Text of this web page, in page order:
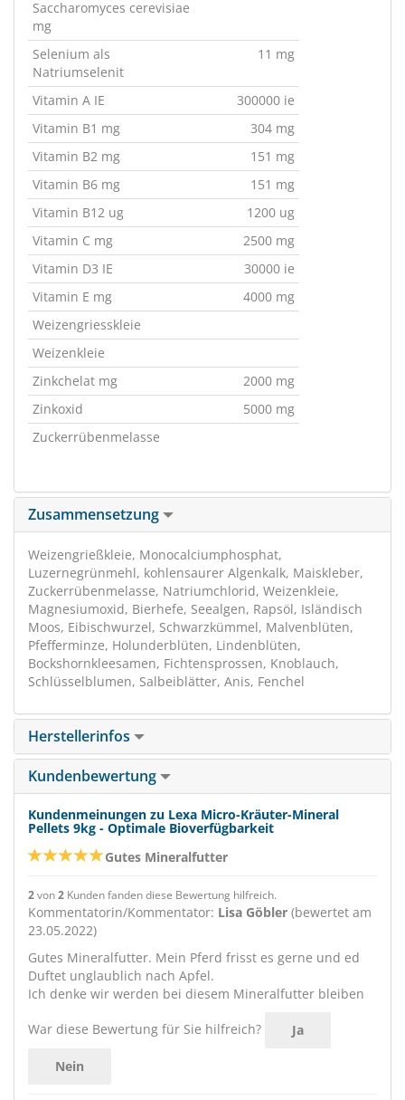
Saccharomyces cerevisiae
mg
Selenium als
Natriumselenit
11 mg
Vitamin A IE
300000 ie
Vitamin B1 mg
304 mg
Vitamin B2 mg
151 mg
Vitamin B6 mg
151 mg
Vitamin B12 ug
1200 ug
Vitamin C mg
2500 mg
Vitamin D3 IE
30000 ie
Vitamin E mg
4000 mg
Weizengriesskleie
Weizenkleie
Zinkchelat mg
2000 mg
Zinkoxid
5000 mg
Zuckerrübenmelasse
Zusammensetzung
Weizengrießkleie, Monocalciumphosphat,
Luzernegrünmehl, kohlensaurer Algenkalk, Maiskleber,
Zuckerrübenmelasse, Natriumchlorid, Weizenkleie,
Magnesiumoxid, Bierhefe, Seealgen, Rapsöl, Isländisch
Moos, Eibischwurzel, Schwarzkümmel, Malvenblüten,
Pfefferminze, Holunderblüten, Lindenblüten,
Bockshornkleesamen, Fichtensprossen, Knoblauch,
Schlüsselblumen, Salbeiblätter, Anis, Fenchel
Herstellerinfos
Kundenbewertung
Kundenmeinungen zu Lexa Micro-Kräuter-Mineral
Pellets 9kg - Optimale Bioverfügbarkeit
Gutes Mineralfutter
2von2 Kunden fanden diese Bewertung hilfreich.
Kommentatorin/Kommentator: Lisa Göbler (bewertet am
23.05.2022)
Gutes Mineralfutter. Mein Pferd frisst es gerne und ed
Duftet unglaublich nach Apfel.
Ich denke wir werden bei diesem Mineralfutter bleiben
War diese Bewertung für Sie hilfreich? Ja
Nein